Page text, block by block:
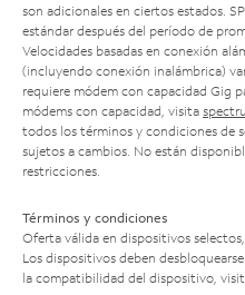
son adicionales en ciertos estados.
estándar después del período de
Velocidades basadas en conexión
(incluyendo conexión inalámbrica)
requiere módem con capacidad Gig
módems con capacidad, visita
todos los términos y condiciones de
sujetos a cambios. No están
restricciones.
Términos y condiciones
Oferta válida en dispositivos
Los dispositivos deben
la compatibilidad del dispositivo,